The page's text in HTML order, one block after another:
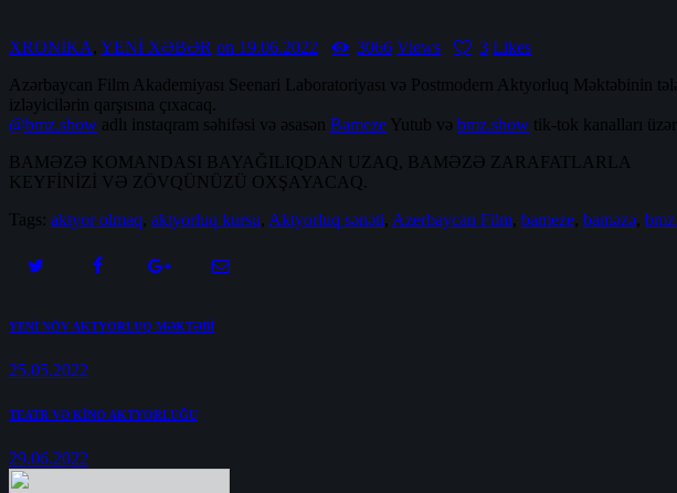
XRONİKA, YENİ XƏBƏR on 19.06.2022 3066 Views 3 Likes
Azərbaycan Film Akademiyası Seenari Laboratoriyası və Postmodern Aktyorluq Məktəbinin
izləyicilərin qarşısına çıxacaq.
@bmz.show adlı instaqram səhifəsi və əsasən Bameze Yutub və bmz.show tik-tok kanalları
BAMƏZƏ KOMANDASI BAYAĞILIQDAN UZAQ, BAMƏZƏ ZARAFATLARLA
KEYFİNİZİ VƏ ZÖVQÜNÜZÜ OXŞAYACAQ.
Tags: aktyor olmaq, aktyorluq kursu, Aktyorluq sənəti, Azerbaycan Film, bameze, baməzə,
Post
navigation
Previous
YENİ NÖV AKTYORLUQ MƏKTƏBİ
25.05.2022
Next
TEATR VƏ KİNO AKTYORLUĞU
29.06.2022